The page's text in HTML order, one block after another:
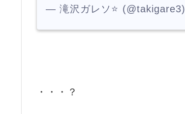
— 滝沢ガレソ⭐ (@takigare3)
・・・？